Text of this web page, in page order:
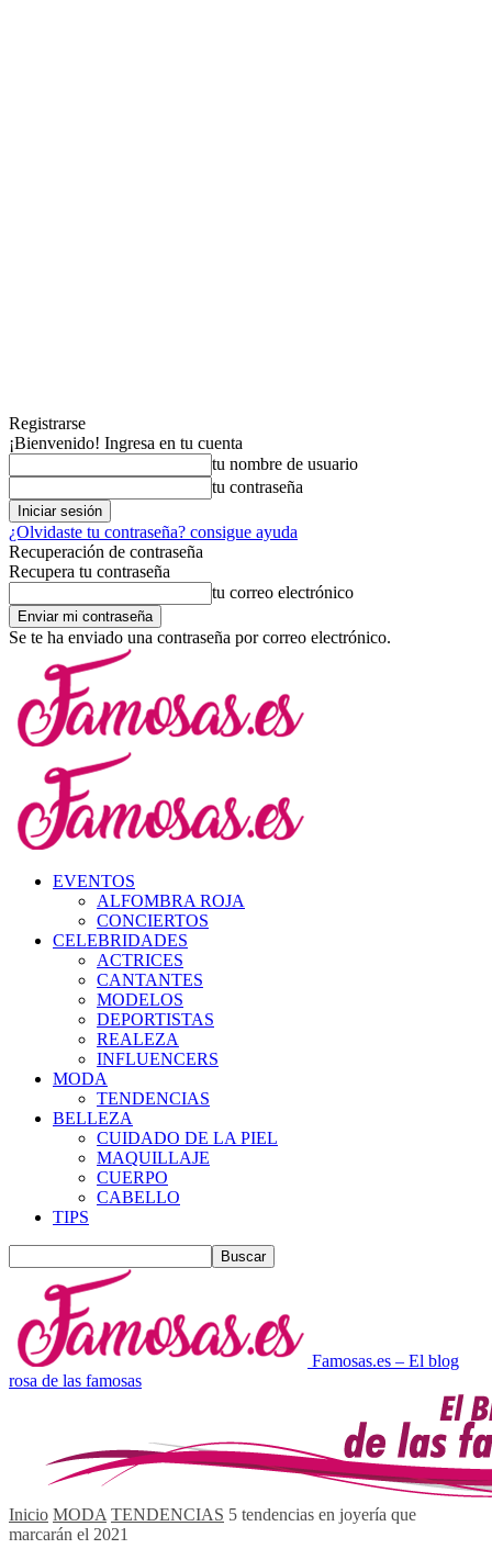
Registrarse
¡Bienvenido! Ingresa en tu cuenta
tu nombre de usuario
tu contraseña
¿Olvidaste tu contraseña? consigue ayuda
Recuperación de contraseña
Recupera tu contraseña
tu correo electrónico
Se te ha enviado una contraseña por correo electrónico.
EVENTOS
ALFOMBRA ROJA
CONCIERTOS
CELEBRIDADES
ACTRICES
CANTANTES
MODELOS
DEPORTISTAS
REALEZA
INFLUENCERS
MODA
TENDENCIAS
BELLEZA
CUIDADO DE LA PIEL
MAQUILLAJE
CUERPO
CABELLO
TIPS
Famosas.es – El blog
rosa de las famosas
Inicio MODA TENDENCIAS 5 tendencias en joyería que
marcarán el 2021